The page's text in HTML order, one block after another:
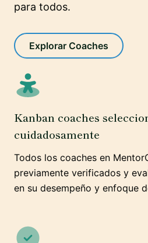
para todos.
Explorar Coaches
Kanban coaches
cuidadosamente
Todos los coaches en
previamente verificados y
en su desempeño y enfoque